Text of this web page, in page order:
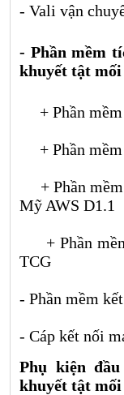
- Vali vận
- Phần mềm
khuyết tật mối
+ Phần mềm
+ Phần mềm
+ Phần mềm
Mỹ AWS D1.1
+ Phần
TCG
- Phần mềm
- Cáp kết nối
Phụ kiện
khuyết tật mối